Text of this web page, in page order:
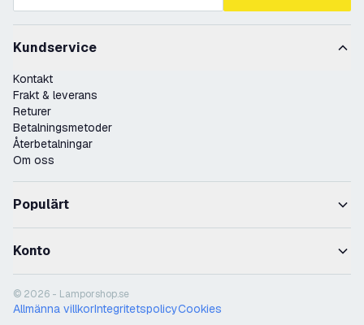
Kundservice
Kontakt
Frakt & leverans
Returer
Betalningsmetoder
Återbetalningar
Om oss
Populärt
Konto
© 2026 - Lamporshop.se
Allmänna villkorIntegritetspolicyCookies